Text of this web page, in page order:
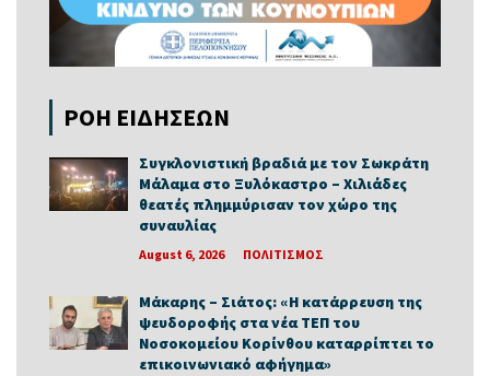
ΡΟΗ ΕΙΔΗΣΕΩΝ
Συγκλονιστική βραδιά με τον Σωκράτη
Μάλαμα στο Ξυλόκαστρο – Χιλιάδες
θεατές πλημμύρισαν τον χώρο της
συναυλίας
August 6, 2026 ΠΟΛΙΤΙΣΜΟΣ
Μάκαρης – Σιάτος: «Η κατάρρευση της
ψευδοροφής στα νέα ΤΕΠ του
Νοσοκομείου Κορίνθου καταρρίπτει το
επικοινωνιακό αφήγημα»